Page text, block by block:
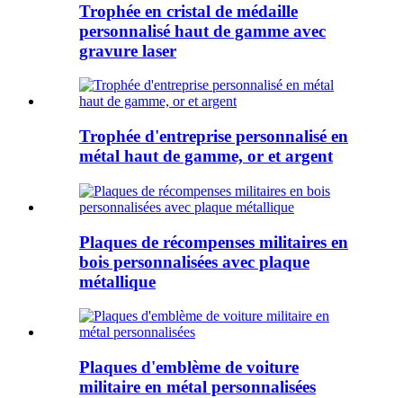
Trophée en cristal de médaille
personnalisé haut de gamme avec
gravure laser
Trophée d'entreprise personnalisé en
métal haut de gamme, or et argent
Plaques de récompenses militaires en
bois personnalisées avec plaque
métallique
Plaques d'emblème de voiture
militaire en métal personnalisées